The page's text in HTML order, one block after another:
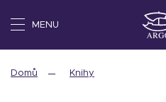
MENU
Domů Knihy